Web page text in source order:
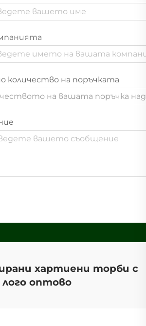
количество на поръчката
на вашата поръчка
хартиени торби с
лого оптово